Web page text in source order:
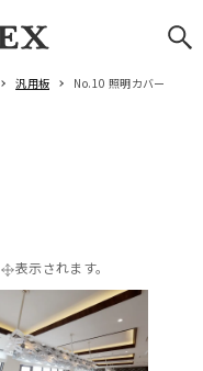
汎用板 No.10 照明カバー
表示されます。